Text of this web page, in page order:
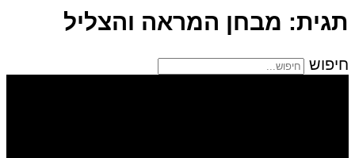
תגית: מבחן המראה והצליל
חיפוש